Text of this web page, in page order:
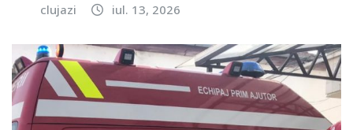
clujazi iul. 13, 2026